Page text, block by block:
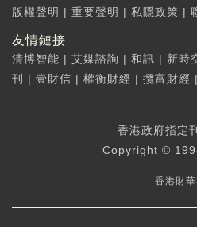
版權聲明 | 重要聲明 | 私隱政策 |
友情鏈接
清博智能 | 艾媒諮詢 | 和訊 | 新時
刊
| 壹財信 | 權衡財經 | 攬富財經 |
香港政府指定
Copyright ©
香港財